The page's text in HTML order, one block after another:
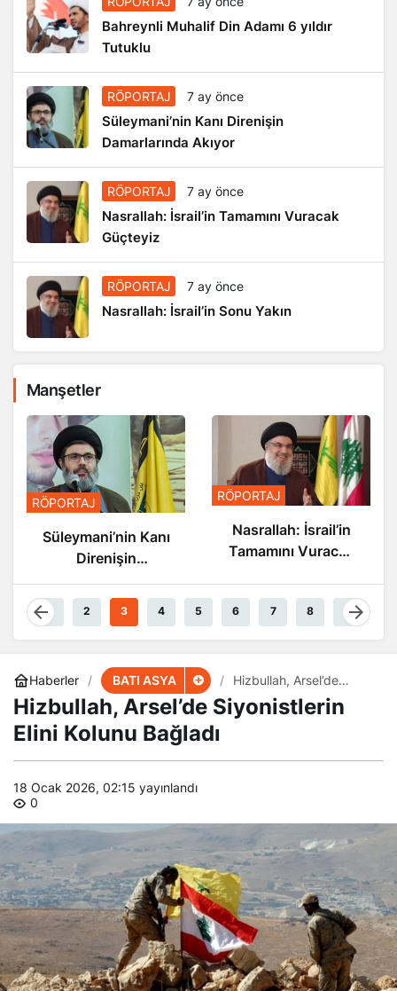
Bahreynli Muhalif Din Adamı 6 yıldır
Tutuklu
RÖPORTAJ 7 ay önce
Süleymani’nin Kanı Direnişin
Damarlarında Akıyor
RÖPORTAJ 7 ay önce
Nasrallah: İsrail’in Tamamını Vuracak
Güçteyiz
RÖPORTAJ 7 ay önce
Nasrallah: İsrail’in Sonu Yakın
Manşetler
RÖPORTAJ
Nasrallah: İsrail’in
Tamamını Vuracak
Güçteyiz
RÖPORTAJ
Nasrallah: İsrail’in
Sonu Yakın
1 2 3 4 5 6 7 8 9
Haberler BATI ASYA
Hizbullah, Arsel’de
Siyonistlerin Elini Kolunu
Bağladı
Hizbullah, Arsel’de Siyonistlerin
Elini Kolunu Bağladı
18 Ocak 2026, 02:15 yayınlandı
0